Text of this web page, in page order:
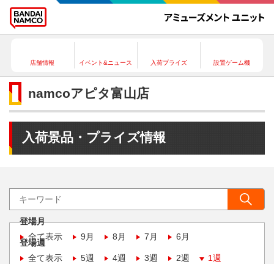
店舗情報 イベント&ニュース 入荷プライズ 設置ゲーム機
namcoアピタ富山店
入荷景品・プライズ情報
登場月
全て表示
9月 8月 7月 6月
登場週
全て表示
5週 4週 3週 2週 1週